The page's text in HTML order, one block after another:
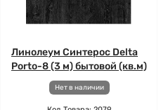
Линолеум Синтерос Delta
Porto-8 (3 м) бытовой (кв.м)
Нет в наличии